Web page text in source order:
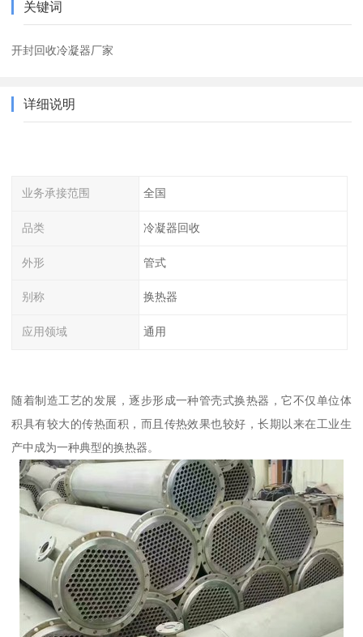
关键词
开封回收冷凝器厂家
详细说明
业务承接范围 全国
品类 冷凝器回收
外形 管式
别称 换热器
应用领域 通用
随着制造工艺的发展，逐步形成一种管壳式换热器，它不仅单位体
积具有较大的传热面积，而且传热效果也较好，长期以来在工业生
产中成为一种典型的换热器。